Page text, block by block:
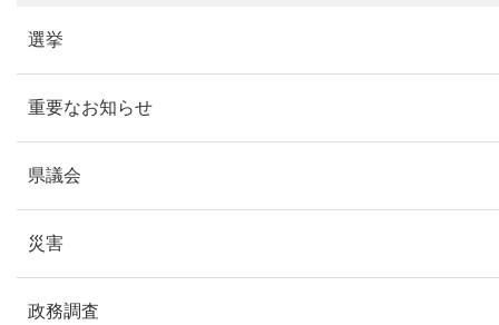
選挙
重要なお知らせ
県議会
災害
政務調査